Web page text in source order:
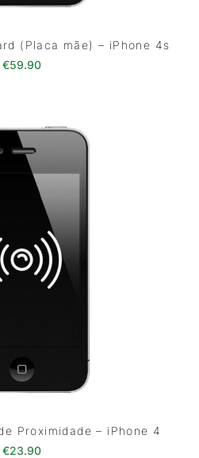
(Placa mãe) – iPhone 4s
€59.90
Proximidade – iPhone 4
€23.90